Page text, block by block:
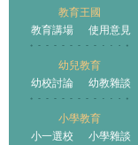
教育王國
教育講場
使用意見
幼兒教育
幼校討論
幼教雜談
小學教育
小一選校
小學雜談